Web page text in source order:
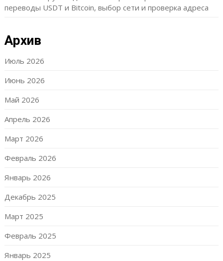
переводы USDT и Bitcoin, выбор сети и проверка адреса
Архив
Июль 2026
Июнь 2026
Май 2026
Апрель 2026
Март 2026
Февраль 2026
Январь 2026
Декабрь 2025
Март 2025
Февраль 2025
Январь 2025